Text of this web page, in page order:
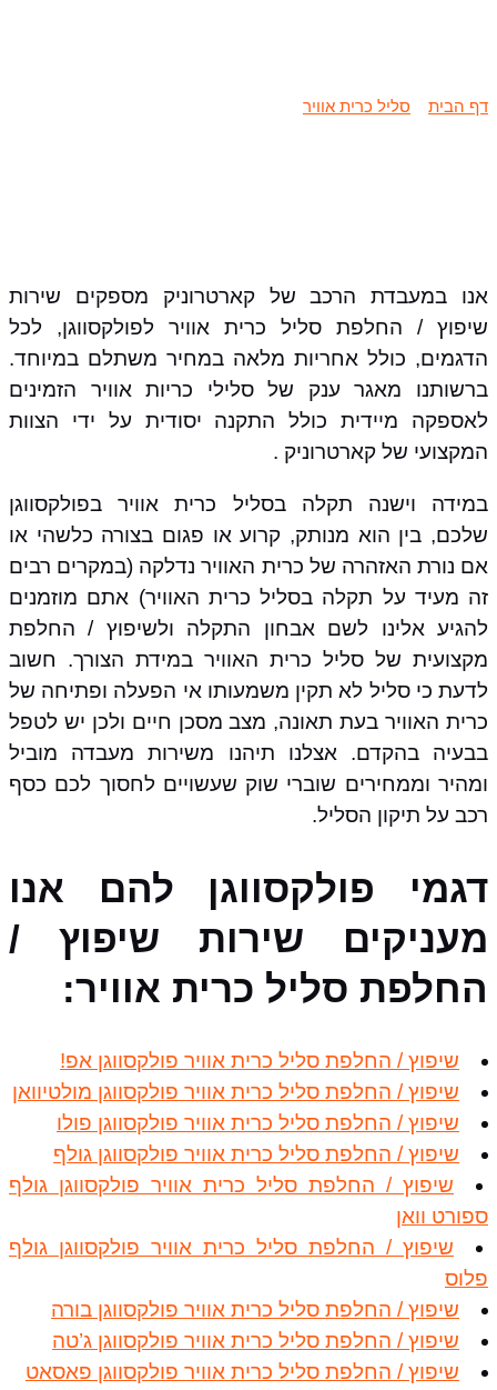
דף הבית סליל כרית אוויר
אנו במעבדת הרכב של קארטרוניק מספקים שירות
שיפוץ / החלפת סליל כרית אוויר לפולקסווגן, לכל
הדגמים, כולל אחריות מלאה במחיר משתלם במיוחד.
ברשותנו מאגר ענק של סלילי כריות אוויר הזמינים
לאספקה מיידית כולל התקנה יסודית על ידי הצוות
המקצועי של קארטרוניק .
במידה וישנה תקלה בסליל כרית אוויר בפולקסווגן
שלכם, בין הוא מנותק, קרוע או פגום בצורה כלשהי או
אם נורת האזהרה של כרית האוויר נדלקה (במקרים רבים
זה מעיד על תקלה בסליל כרית האוויר) אתם מוזמנים
להגיע אלינו לשם אבחון התקלה ולשיפוץ / החלפת
מקצועית של סליל כרית האוויר במידת הצורך. חשוב
לדעת כי סליל לא תקין משמעותו אי הפעלה ופתיחה של
כרית האוויר בעת תאונה, מצב מסכן חיים ולכן יש לטפל
בבעיה בהקדם. אצלנו תיהנו משירות מעבדה מוביל
ומהיר וממחירים שוברי שוק שעשויים לחסוך לכם כסף
רכב על תיקון הסליל.
דגמי פולקסווגן להם אנו
מעניקים שירות שיפוץ /
החלפת סליל כרית אוויר:
שיפוץ / החלפת סליל כרית אוויר פולקסווגן אפ!
שיפוץ / החלפת סליל כרית אוויר פולקסווגן מולטיוואן
שיפוץ / החלפת סליל כרית אוויר פולקסווגן פולו
שיפוץ / החלפת סליל כרית אוויר פולקסווגן גולף
שיפוץ / החלפת סליל כרית אוויר פולקסווגן גולף
ספורט וואן
שיפוץ / החלפת סליל כרית אוויר פולקסווגן גולף
פלוס
שיפוץ / החלפת סליל כרית אוויר פולקסווגן בורה
שיפוץ / החלפת סליל כרית אוויר פולקסווגן ג’טה
שיפוץ / החלפת סליל כרית אוויר פולקסווגן פאסאט